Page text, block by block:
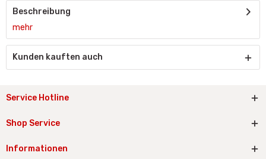
Beschreibung
mehr
Kunden kauften auch
Service Hotline
Shop Service
Informationen